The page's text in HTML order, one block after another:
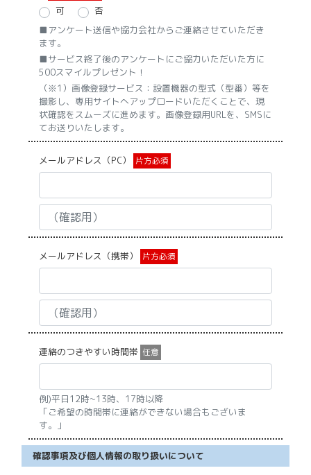
可
否
■アンケート送信や協力会社からご連絡させていただき
ます。
■サービス終了後のアンケートにご協力いただいた方に
500スマイルプレゼント！
（※1）画像登録サービス：設置機器の型式（型番）等を
撮影し、専用サイトへアップロードいただくことで、現
状確認をスムーズに進めます。画像登録用URLを、SMSに
てお送りいたします。
メールアドレス（PC） 片方必須
メールアドレス（携帯） 片方必須
連絡のつきやすい時間帯 任意
例)平日12時~13時、17時以降
「ご希望の時間帯に連絡ができない場合もございま
す。」
確認事項及び個人情報の取り扱いについて